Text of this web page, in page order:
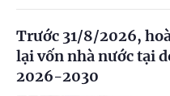
Trước 31/8/2026,
lại vốn nhà nước tại
2026-2030